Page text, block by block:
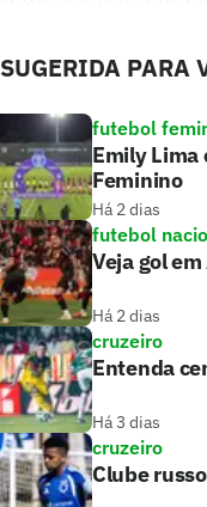
SUGERIDA PARA
futebol
Emily Lima
Feminino
Há 2 dias
futebol
Veja gol
Há 2 dias
cruzeiro
Entenda
Há 3 dias
cruzeiro
Clube